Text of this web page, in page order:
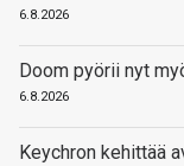
6.8.2026
Doom pyörii nyt
6.8.2026
Keychron kehittää